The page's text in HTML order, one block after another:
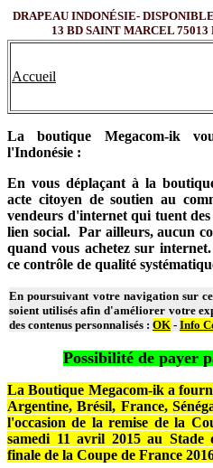
DRAPEAU INDONÉSIE-
13 BD SAINT MARCEL 75013
Accueil
La boutique Megacom-ik
l'Indonésie :
En vous déplaçant à la
acte citoyen de soutien au
vendeurs d'internet qui tuent
lien social. Par ailleurs, aucun
quand vous achetez sur
ce contrôle de qualité
En poursuivant votre navigation sur ce
soient utilisés afin d'améliorer votre
des contenus personnalisés : OK - Info
Possibilité de payer
La Boutique Megacom-ik a
Argentine, Brésil, France,
l'occasion de la remise de la
samedi 11 avril 2015 au
finale de la Coupe de France